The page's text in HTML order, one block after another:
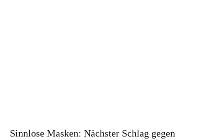
Sinnlose Masken: Nächster Schlag gegen